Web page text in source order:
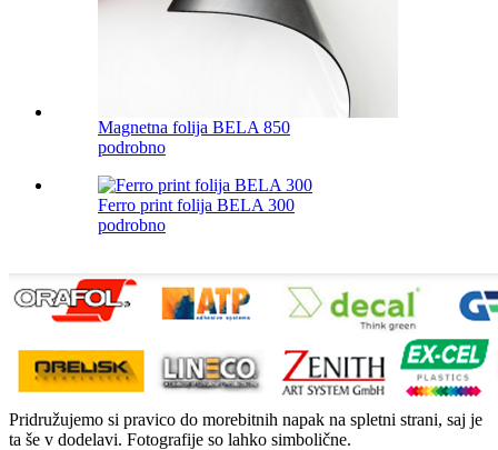
Magnetna folija BELA 850
podrobno
Ferro print folija BELA 300
podrobno
Pridružujemo si pravico do morebitnih napak na spletni strani, saj je
ta še v dodelavi. Fotografije so lahko simbolične.